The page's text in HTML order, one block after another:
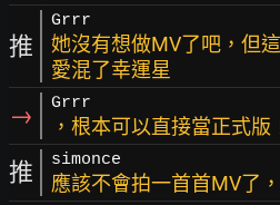
推
Grrr
她沒有想做MV了吧，但
愛混了幸運星
→ Grrr
，根本可以直接當正式版
推 simonce
應該不會拍一首首MV了